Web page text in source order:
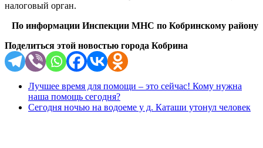
налоговый орган.
По информации Инспекции МНС по Кобринскому району
Поделиться этой новостью города Кобрина
Лучшее время для помощи – это сейчас! Кому нужна
наша помощь сегодня?
Сегодня ночью на водоеме у д. Каташи утонул человек